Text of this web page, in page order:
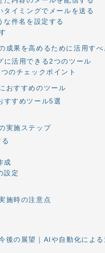
タイミングでメールを送る
件名を設定する
成果を高めるために活用す
に活用できる2つのツール
のチェックポイント
おすすめのツール
すすめツール5選
実施ステップ
成
設定
施時の注意点
後の展望｜AIや自動化によ